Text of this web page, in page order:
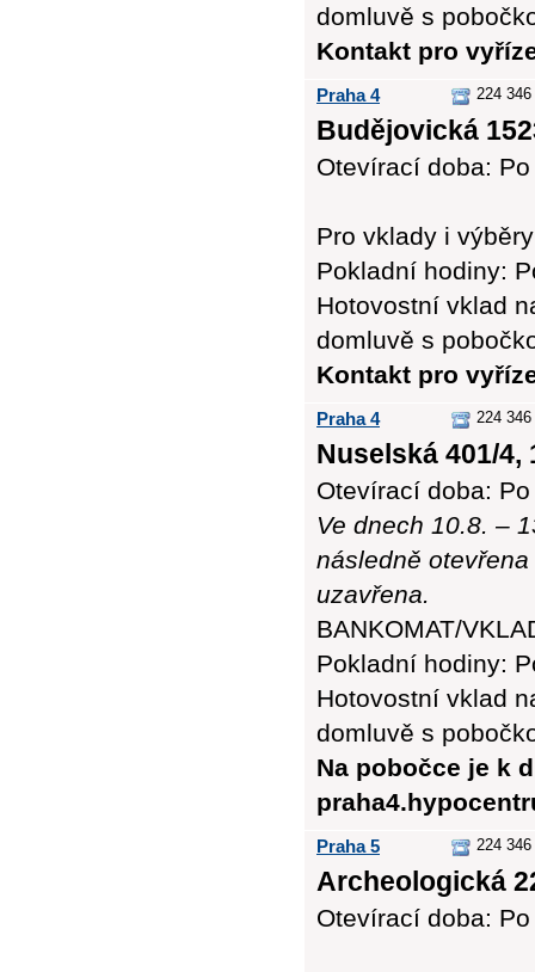
domluvě s
Kontakt pro
Praha 4 224
Budějovická
Otevírací doba:
Pro vklady i
Pokladní hodiny:
Hotovostní vklad
domluvě s
Kontakt pro
Praha 4 224
Nuselská 401/4,
Otevírací doba:
Ve dnech 10.8. –
následně
uzavřena.
BANKOMAT/
Pokladní hodiny:
Hotovostní vklad
domluvě s
Na pobočce je k
Praha 5 224
Archeologická
Otevírací doba: